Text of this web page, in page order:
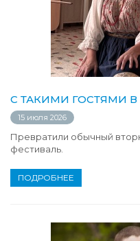
С ТАКИМИ ГОСТЯМИ
15 июля 2026
Превратили обычный
фестиваль.
ПОДРОБНЕЕ